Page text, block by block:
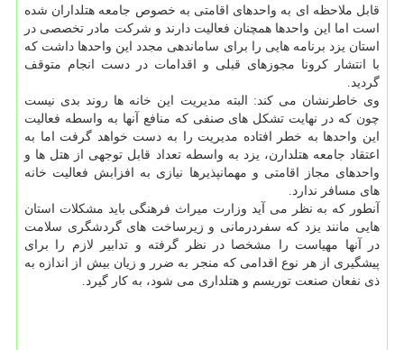
قابل ملاحظه ای به واحدهای اقامتی به خصوص جامعه هتلداران شده
است اما این واحدها همچنان فعالیت دارند و شرکت مادر تخصصی در
استان یزد برنامه هایی را برای ساماندهی مجدد این واحدها داشت که
با انتشار کرونا مجوزهای قبلی و اقدامات در دست انجام متوقف
گردید.
وی خاطرنشان می کند: البته مدیریت این خانه ها روند بدی نیست
چون که در نهایت تشکل های صنفی که منافع آنها به واسطه فعالیت
این واحدها به خطر افتاده مدیریت را به دست خواهد گرفت اما به
اعتقاد جامعه هتلدارن، یزد به واسطه تعداد قابل توجهی از هتل ها و
واحدهای مجاز اقامتی و مهمانپذیرها نیازی به افزابش فعالیت خانه
های مسافر ندارد.
آنطور که به نظر می آید وزارت میراث فرهنگی باید مشکلات استان
هایی مانند یزد که سفردرمانی و زیرساخت های گردشگری سلامت
در آنها مهیاست را مشخصا در نظر گرفته و تدابیر لازم را برای
پیشگیری از هر نوع اقدامی که منجر به ضرر و زیان بیش از اندازه به
ذی نفعان صنعت توریسم و هتلداری می شود، به کار گیرد.